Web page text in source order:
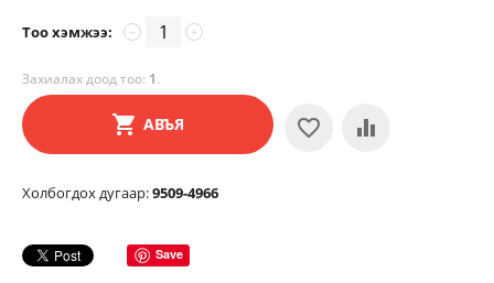
Тоо хэмжээ: +
−
Захиалах доод тоо: 1.
АВЪЯ
Холбогдох дугаар:9509-4966
Save